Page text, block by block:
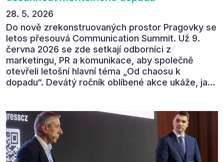
28. 5. 2026
Do nově zrekonstruovaných prostor Pragovky se
letos přesouvá Communication Summit. Už 9.
června 2026 se zde setkají odborníci z
marketingu, PR a komunikace, aby společně
otevřeli letošní hlavní téma „Od chaosu k
dopadu“. Devátý ročník oblíbené akce ukáže, jak